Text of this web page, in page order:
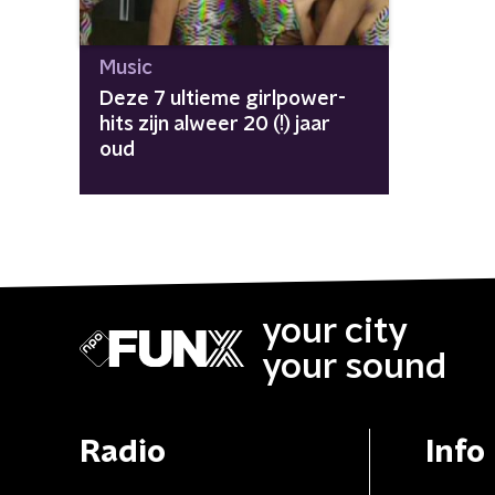
Music
Deze 7 ultieme girlpower-
hits zijn alweer 20 (!) jaar
oud
your city
your sound
Radio Info